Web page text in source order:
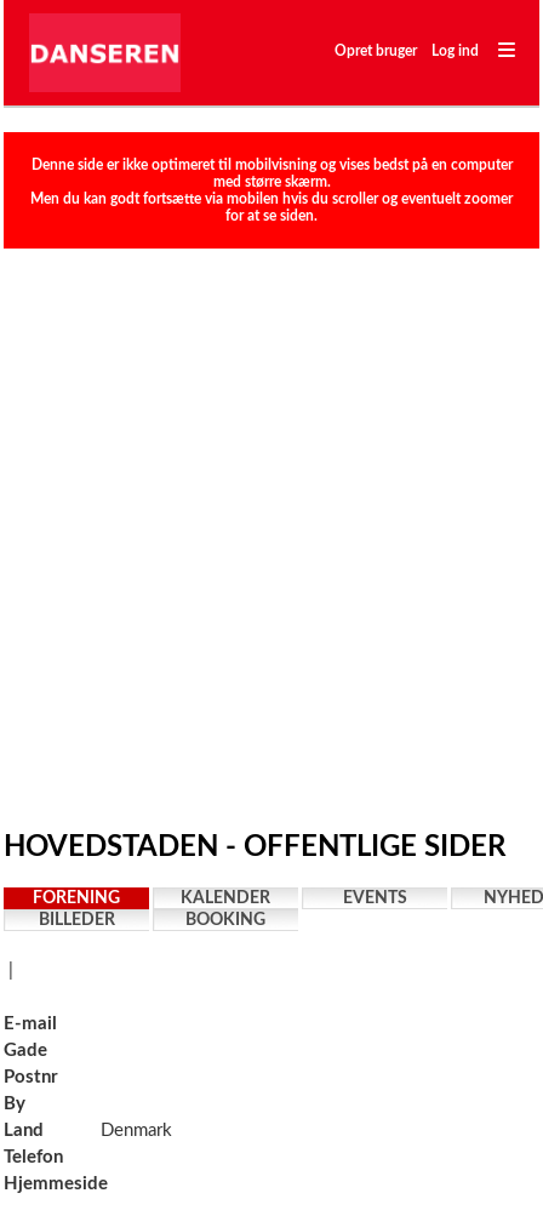
―
―
―
Opret bruger Log ind
Denne side er ikke optimeret til mobilvisning og vises bedst på en computer
med større skærm.
Men du kan godt fortsætte via mobilen hvis du scroller og eventuelt zoomer
for at se siden.
HOVEDSTADEN - OFFENTLIGE SIDER
FORENING KALENDER EVENTS
BILLEDER
BOOKING
E-mail
Gade
Postnr
By
Land
Denmark
Telefon
Hjemmeside